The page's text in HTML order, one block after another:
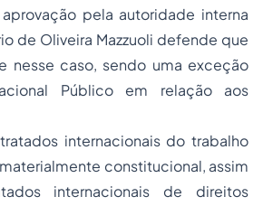
pela autoridade interna
de Oliveira Mazzuoli defende que
nesse caso, sendo uma exceção
Público em relação aos
internacionais do trabalho
constitucional, assim
internacionais de direitos